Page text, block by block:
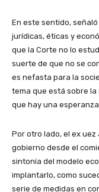
En este sentido,
jurídicas, éticas y
que la Corte no lo
suerte de que no se
es nefasta para la
tema que está sobre la
que hay una
Por otro lado, el ex
gobierno desde el
sintonía del modelo
implantarlo, como
serie de medidas en